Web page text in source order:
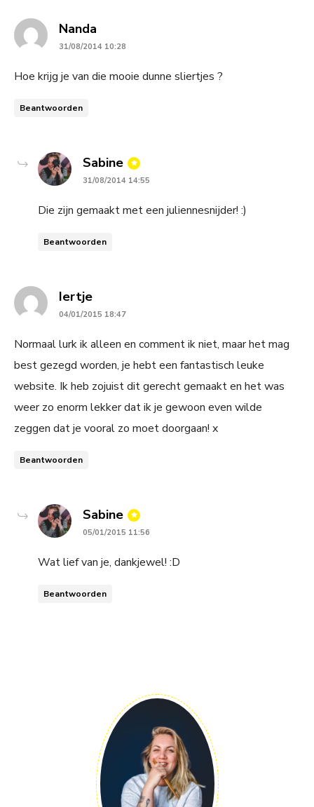
Nanda
31/08/2014 10:28
Hoe krijg je van die mooie dunne sliertjes ?
Beantwoorden
Sabine says:
31/08/2014 14:55
Die zijn gemaakt met een juliennesnijder! :)
Beantwoorden
Iertjesays:
04/01/2015 18:47
Normaal lurk ik alleen en comment ik niet, maar het mag
best gezegd worden, je hebt een fantastisch leuke
website. Ik heb zojuist dit gerecht gemaakt en het was
weer zo enorm lekker dat ik je gewoon even wilde
zeggen dat je vooral zo moet doorgaan! x
Beantwoorden
Sabine says:
05/01/2015 11:56
Wat lief van je, dankjewel! :D
Beantwoorden